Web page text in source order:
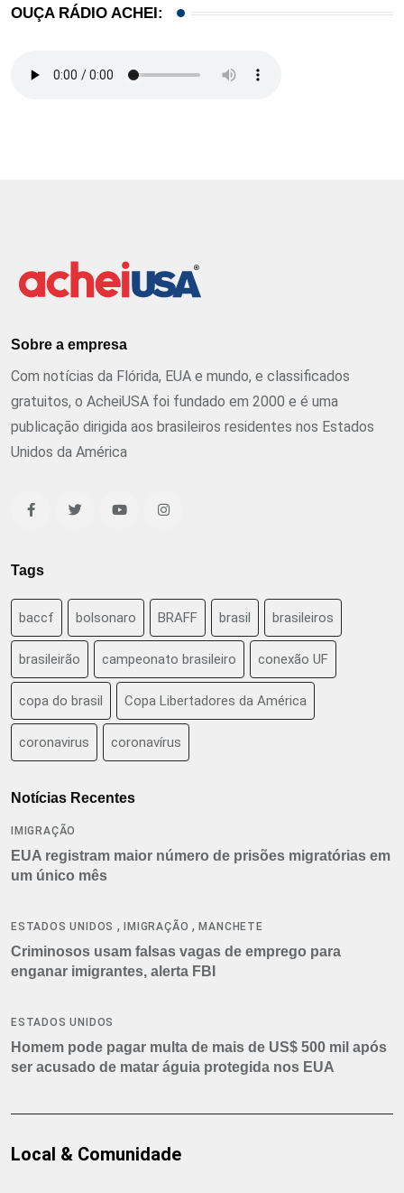
OUÇA RÁDIO ACHEI:
Sobre a empresa
Com notícias da Flórida, EUA e mundo, e classificados
gratuitos, o AcheiUSA foi fundado em 2000 e é uma
publicação dirigida aos brasileiros residentes nos Estados
Unidos da América
Tags
baccf bolsonaro BRAFF brasil brasileiros
brasileirão campeonato brasileiro conexão UF
copa do brasil Copa Libertadores da América
coronavirus coronavírus
Notícias Recentes
IMIGRAÇÃO
EUA registram maior número de prisões migratórias em
um único mês
ESTADOS UNIDOS ,IMIGRAÇÃO ,MANCHETE
Criminosos usam falsas vagas de emprego para
enganar imigrantes, alerta FBI
ESTADOS UNIDOS
Homem pode pagar multa de mais de US$ 500 mil após
ser acusado de matar águia protegida nos EUA
Local & Comunidade